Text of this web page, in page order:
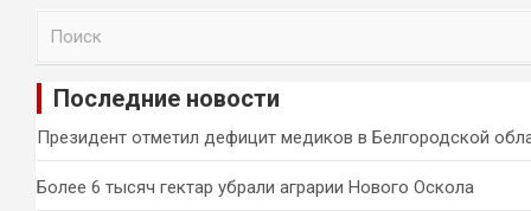
и
Последние новости
Президент отметил дефицит медиков в Белгородской
Более 6 тысяч гектар убрали аграрии Нового Оскола